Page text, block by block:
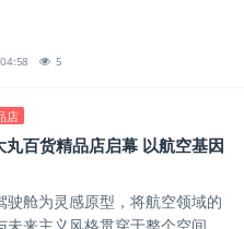
5
店
百货精品店启幕 以航空基因
驶舱为灵感原型，将航空领域的
来主义风格贯穿于整个空间。